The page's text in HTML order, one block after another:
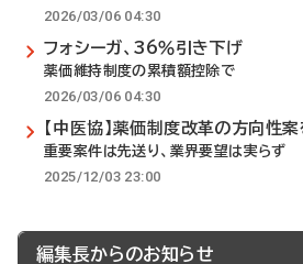
2026/03/06 04:30
フォシーガ、36％引き下げ
薬価維持制度の累積額控除で
2026/03/06 04:30
【中医協】薬価制度改革の方向性
重要案件は先送り、業界要望は実らず
2025/12/03 23:00
編集長からのお知らせ